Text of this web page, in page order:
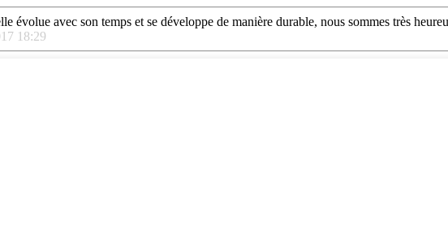
évolue avec son temps et se développe de manière durable, nous sommes très
18:29